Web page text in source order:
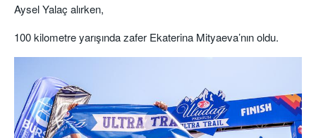
AyselYalaç alırken,
100 kilometreyarışında zafer Ekaterina Mityaeva’nınoldu.